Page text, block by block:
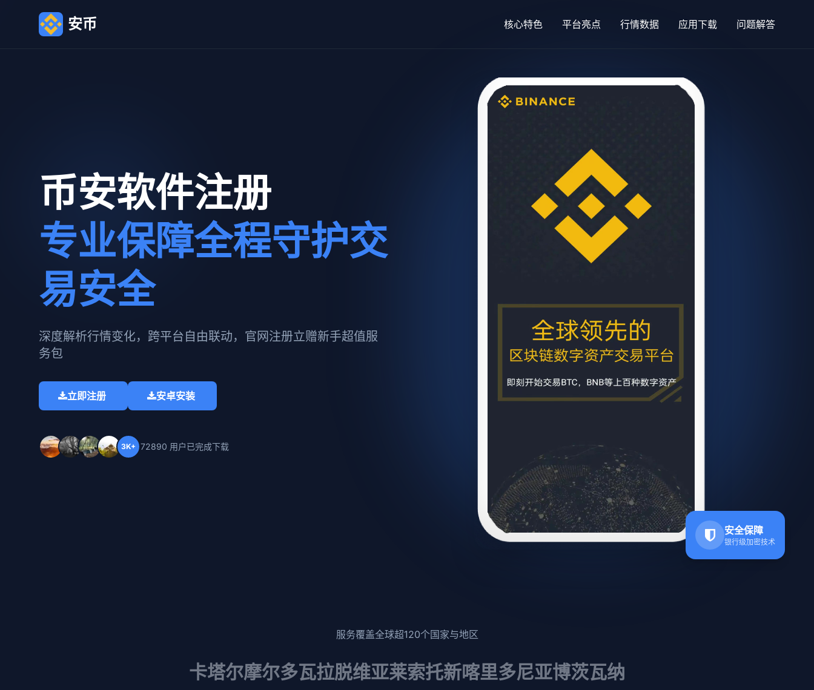
安币 核心特色 平台亮点 行情数据 应用下载 问题解答
币安软件注册
专业保障全程守护交
易安全
深度解析行情变化，跨平台自由联动，官网注册立赠新手超值服
务包​
立即注册 安卓安装
3K+ 72890 用户已完成下载
安全保障
银行级加密技术
服务覆盖全球超120个国家与地区
卡塔尔摩尔多瓦拉脱维亚莱索托新喀里多尼亚博茨瓦纳